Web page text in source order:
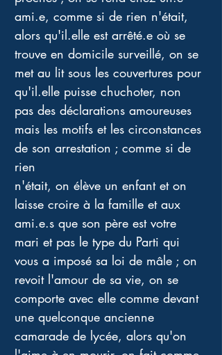
ami.e, comme si de rien n'était,
alors qu'il.elle est arrêté.e où se
trouve en domicile surveillé, on se
met au lit sous les couvertures pour
qu'il.elle puisse chuchoter, non
pas des déclarations amoureuses
mais les motifs et les circonstances
de son arrestation ; comme si de
rien
n'était, on élève un enfant et on
laisse croire à la famille et aux
ami.e.s que son père est votre
mari et pas le type du Parti qui
vous a imposé sa loi de mâle ; on
revoit l'amour de sa vie, on se
comporte avec elle comme devant
une quelconque ancienne
camarade de lycée, alors qu'on